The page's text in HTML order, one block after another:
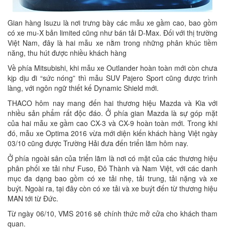
Gian hàng Isuzu là nơi trưng bày các mẫu xe gầm cao, bao gồm
có xe mu-X bản limited cũng như bán tải D-Max. Đối với thị trường
Việt Nam, đây là hai mẫu xe nằm trong những phân khúc tiềm
năng, thu hút được nhiều khách hàng
Về phía Mitsubishi, khi mẫu xe Outlander hoàn toàn mới còn chưa
kịp dịu đi “sức nóng” thì mẫu SUV Pajero Sport cũng được trình
làng, với ngôn ngữ thiết kế Dynamic Shield mới.
THACO hôm nay mang đến hai thương hiệu Mazda và Kia với
nhiều sản phẩm rất độc đáo. Ở phía gian Mazda là sự góp mặt
của hai mẫu xe gầm cao CX-3 và CX-9 hoàn toàn mới. Trong khi
đó, mẫu xe Optima 2016 vừa mới diện kiến khách hàng Việt ngày
03/10 cũng được Trường Hải đưa đến triển lãm hôm nay.
Ở phía ngoài sân của triển lãm là nơi có mặt của các thương hiệu
phân phối xe tải như Fuso, Đô Thành và Nam Việt, với các danh
mục đa dạng bao gồm có xe tải nhẹ, tải trung, tải nặng và xe
buýt. Ngoài ra, tại đây còn có xe tải và xe buýt đến từ thương hiệu
MAN tới từ Đức.
Từ ngày 06/10, VMS 2016 sẽ chính thức mở cửa cho khách tham
quan.